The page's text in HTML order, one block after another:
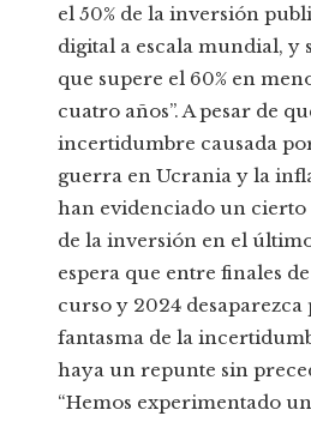
el 50% de la inversión
digital a escala mundial, y
que supere el 60% en
cuatro años”. A pesar de
incertidumbre causada
guerra en Ucrania y la
han evidenciado un cierto
de la inversión en el
espera que entre finales de
curso y 2024
fantasma de la
haya un repunte sin
“Hemos experimentado